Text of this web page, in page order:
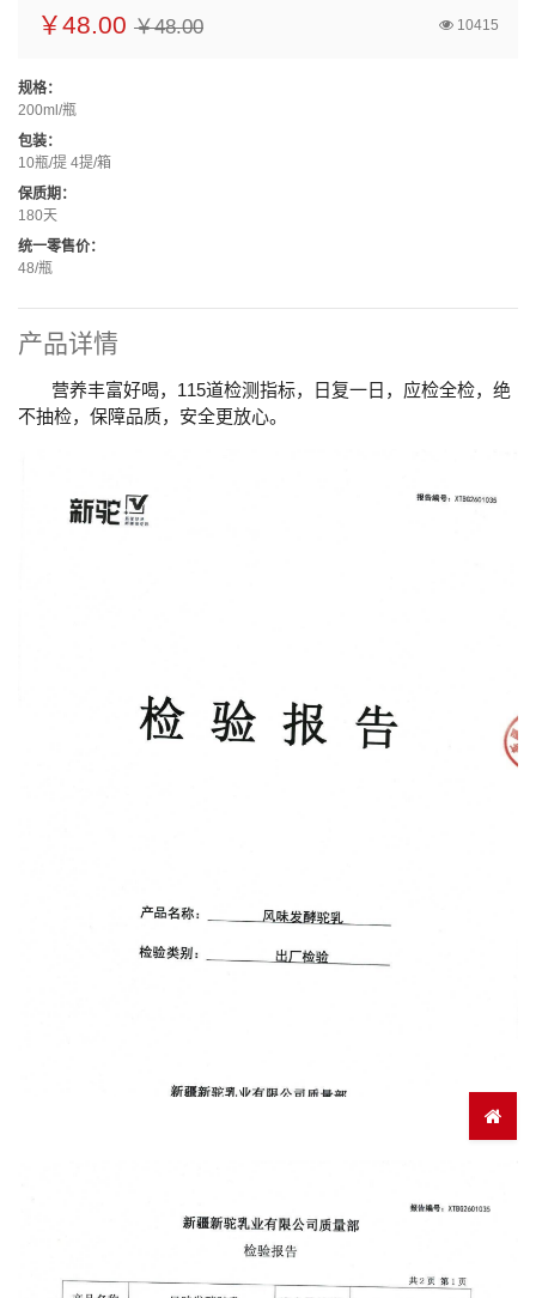
￥48.00 ￥48.00 10415
规格：
200ml/瓶
包装：
10瓶/提 4提/箱
保质期：
180天
统一零售价：
48/瓶
产品详情
营养丰富好喝，115道检测指标，日复一日，应检全检，绝
不抽检，保障品质，安全更放心。